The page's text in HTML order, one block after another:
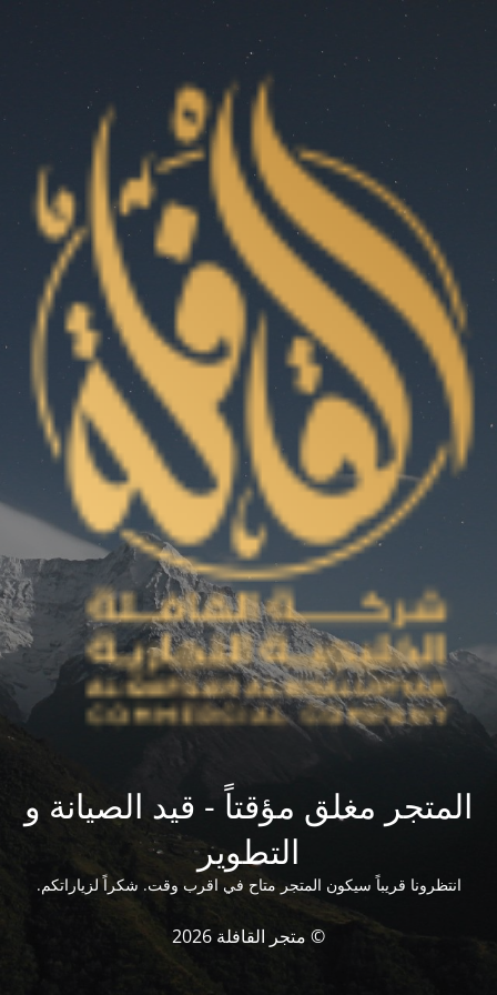
المتجر مغلق مؤقتاً - قيد الصيانة و
التطوير
انتظرونا قريباً سيكون المتجر متاح في اقرب وقت. شكراً لزياراتكم.
© متجر القافلة 2026